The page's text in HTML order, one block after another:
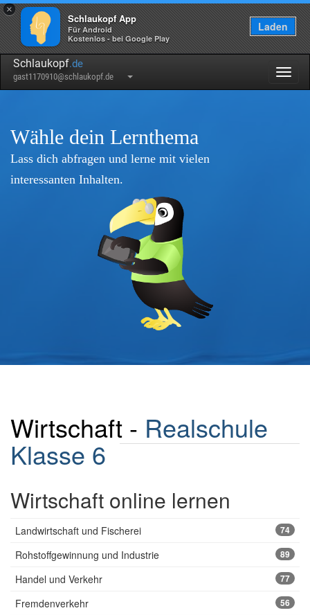
×
Schlaukopf App
Für Android
Kostenlos - bei Google Play
Laden
Schlaukopf.de
gast1170910@schlaukopf.de
Wähle dein Lernthema
Lass dich abfragen und lerne mit vielen
interessanten Inhalten.
Wirtschaft - Realschule
Klasse 6
Wirtschaft online lernen
Landwirtschaft und Fischerei 74
Rohstoffgewinnung und Industrie 89
Handel und Verkehr 77
Fremdenverkehr 56